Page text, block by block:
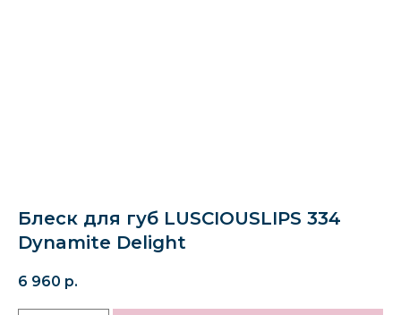
Блеск для губ LUSCIOUSLIPS 334
Dynamite Delight
6 960 р.